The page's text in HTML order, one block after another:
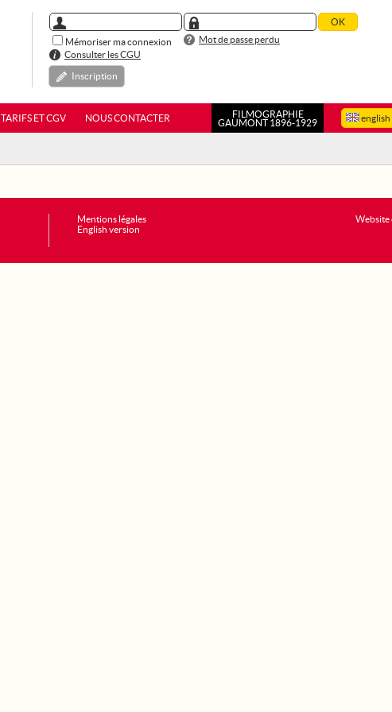
Mémoriser ma connexion
Mot de passe perdu
Consulter les CGU
Inscription
TARIFS ET CGV NOUS CONTACTER
FILMOGRAPHIE
GAUMONT 1896-1929
Website
Mentions légales
English version